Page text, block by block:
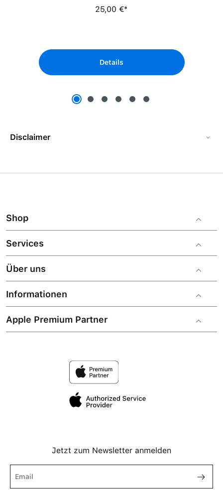
25,00 €*
Details
Disclaimer
Shop
Services
Über uns
Informationen
Apple Premium Partner
Jetzt zum Newsletter anmelden